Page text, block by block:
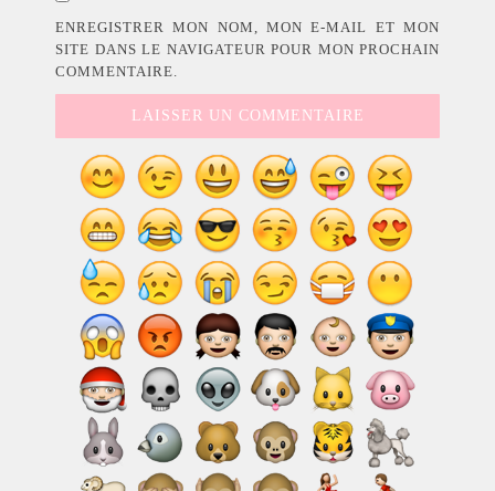
ENREGISTRER MON NOM, MON E-MAIL ET MON
SITE DANS LE NAVIGATEUR POUR MON PROCHAIN
COMMENTAIRE.